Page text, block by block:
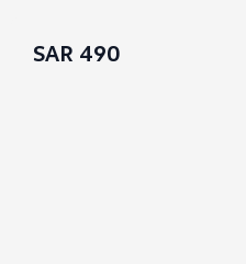
490 SAR